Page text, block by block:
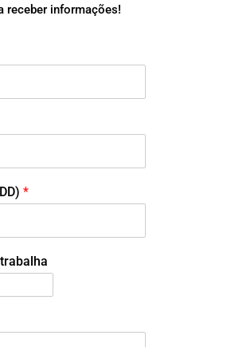
receber informações!
*